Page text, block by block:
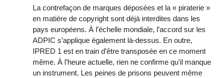
La contrefaçon de marques déposées et la « piraterie »
en matière de copyright sont déjà interdites dans les
pays européens. À l’échelle mondiale, l’accord sur les
ADPIC s’applique également là-dessus. En outre,
IPRED 1 est en train d’être transposée en ce moment
même. À l’heure actuelle, rien ne confirme qu’il manque
un instrument. Les peines de prisons peuvent même